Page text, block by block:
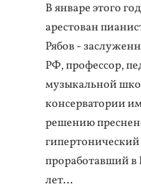
В январе этого
арестован
Рябов -
РФ, профессор,
музыкальной
консерватории
решению
проработавший
лет…